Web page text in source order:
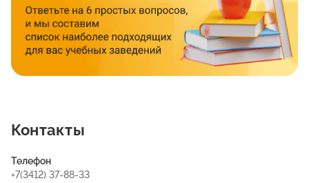
Контакты
Телефон
+7(3412) 37-88-33